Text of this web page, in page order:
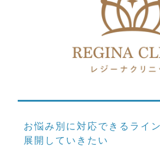
お悩み別に対応できるライ
展開していきたい